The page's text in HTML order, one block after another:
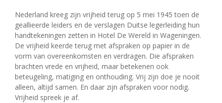
Nederland kreeg zijn vrijheid terug op 5 mei 1945 toen de
geallieerde leiders en de verslagen Duitse legerleiding hun
handtekeningen zetten in Hotel De Wereld in Wageningen.
De vrijheid keerde terug met afspraken op papier in de
vorm van overeenkomsten en verdragen. Die afspraken
brachten vrede en vrijheid, maar betekenen ook
beteugeling, matiging en onthouding. Vrij zijn doe je nooit
alleen, altijd samen. En daar zijn afspraken voor nodig.
Vrijheid spreek je af.